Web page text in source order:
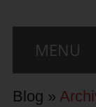
MENU
Blog »